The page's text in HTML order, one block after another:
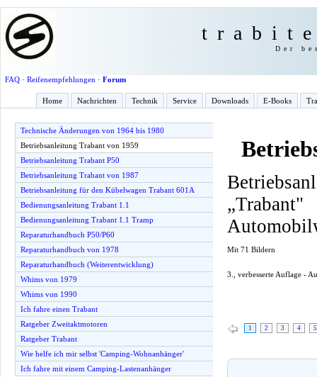
Der
FAQ· Reifenempfehlungen · Forum
Home Nachrichten Technik Service Downloads E-Books
Technische Änderungen von 1964 bis 1980
Betriebsanleitung Trabant von 1959
Betriebsanleitung Trabant P50
Betriebsanleitung Trabant von 1987
Betriebsanleitung für den Kübelwagen Trabant 601A
Bedienungsanleitung Trabant 1.1
Bedienungsanleitung Trabant 1.1 Tramp
Reparaturhandbuch P50/P60
Reparaturhandbuch von 1978
Reparaturhandbuch (Weiterentwicklung)
Whims von 1979
Whims von 1990
Ich fahre einen Trabant
Ratgeber Zweitaktmotoren
Ratgeber Trabant
Wie helfe ich mir selbst 'Camping-Wohnanhänger'
Ich fahre mit einem Camping-Lastenanhänger
Mit 71 Bildern
3., verbesserte Auflage -
1 2 3 4 5